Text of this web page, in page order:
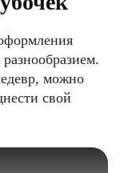
можно
свой